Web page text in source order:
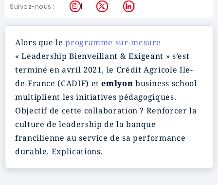
Suivez-nous : Instagram
X LinkedIn
Alors que leprogramme sur-mesure
« Leadership Bienveillant & Exigeant » s’est
terminé en avril 2021, le Crédit Agricole Ile-
de-France (CADIF) etemlyon business school
multiplient les initiatives pédagogiques.
Objectif de cette collaboration ? Renforcer la
culture de leadership de la banque
francilienne au service de sa performance
durable. Explications.